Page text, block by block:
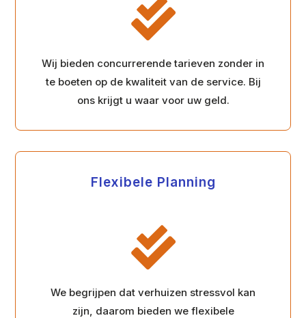

Wij bieden concurrerende tarieven zonder in
te boeten op de kwaliteit van de service. Bij
ons krijgt u waar voor uw geld.
Flexibele Planning

We begrijpen dat verhuizen stressvol kan
zijn, daarom bieden we flexibele